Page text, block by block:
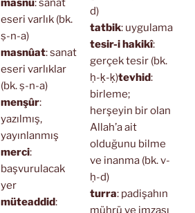
masnû: sanat
eseri varlık (bk.
ṣ-n-a)
masnûat: sanat
eseri varlıklar
(bk. ṣ-n-a)
menşûr:
yazılmış,
yayınlanmış
merci:
başvurulacak
yer
müteaddid:
d)
tatbik: uygulama
tesir-i hakikî:
gerçek tesir (bk.
ḥ-ḳ-ḳ)tevhid:
birleme;
herşeyin bir olan
Allah’a ait
olduğunu bilme
ve inanma (bk. v-
ḥ-d)
turra: padişahın